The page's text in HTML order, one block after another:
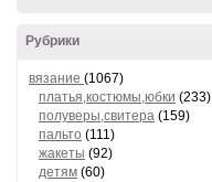
Рубрики
вязание (1067)
платья,костюмы,юбки (233)
полуверы,свитера (159)
пальто (111)
жакеты (92)
детям (60)